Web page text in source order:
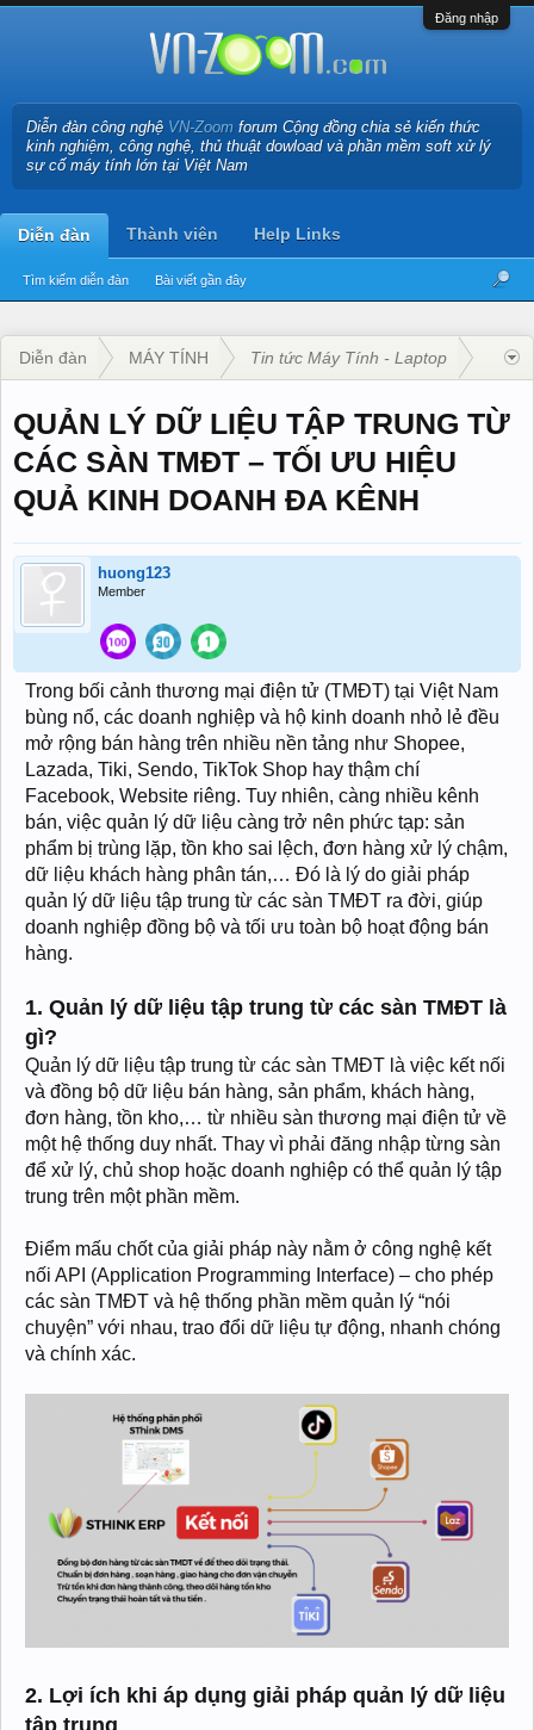
Đăng nhập
Diễn đàn công nghệ VN-Zoom forum Cộng đồng chia sẻ kiến thức
kinh nghiệm, công nghệ, thủ thuật dowload và phần mềm soft xử lý
sự cố máy tính lớn tại Việt Nam
Diễn đàn
Tìm kiếm diễn đàn Bài viết gần đây
Thành viên Help Links
Diễn đàn MÁY TÍNH Tin tức Máy Tính - Laptop
QUẢN LÝ DỮ LIỆU TẬP TRUNG TỪ
CÁC SÀN TMĐT – TỐI ƯU HIỆU
QUẢ KINH DOANH ĐA KÊNH
huong123
Member
Trong bối cảnh thương mại điện tử (TMĐT) tại Việt Nam
bùng nổ, các doanh nghiệp và hộ kinh doanh nhỏ lẻ đều
mở rộng bán hàng trên nhiều nền tảng như Shopee,
Lazada, Tiki, Sendo, TikTok Shop hay thậm chí
Facebook, Website riêng. Tuy nhiên, càng nhiều kênh
bán, việc quản lý dữ liệu càng trở nên phức tạp: sản
phẩm bị trùng lặp, tồn kho sai lệch, đơn hàng xử lý chậm,
dữ liệu khách hàng phân tán,… Đó là lý do giải pháp
quản lý dữ liệu tập trung từ các sàn TMĐT ra đời, giúp
doanh nghiệp đồng bộ và tối ưu toàn bộ hoạt động bán
hàng.
1. Quản lý dữ liệu tập trung từ các sàn TMĐT là
gì?
Quản lý dữ liệu tập trung từ các sàn TMĐT là việc kết nối
và đồng bộ dữ liệu bán hàng, sản phẩm, khách hàng,
đơn hàng, tồn kho,… từ nhiều sàn thương mại điện tử về
một hệ thống duy nhất. Thay vì phải đăng nhập từng sàn
để xử lý, chủ shop hoặc doanh nghiệp có thể quản lý tập
trung trên một phần mềm.
Điểm mấu chốt của giải pháp này nằm ở công nghệ kết
nối API (Application Programming Interface) – cho phép
các sàn TMĐT và hệ thống phần mềm quản lý “nói
chuyện” với nhau, trao đổi dữ liệu tự động, nhanh chóng
và chính xác.
2. Lợi ích khi áp dụng giải pháp quản lý dữ liệu
tập trung